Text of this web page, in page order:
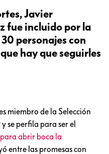
Javier
fue incluido por la
personajes con
hay que seguirles
miembro de la Selección
se perfila para ser el
abrir boca la
entre las promesas con